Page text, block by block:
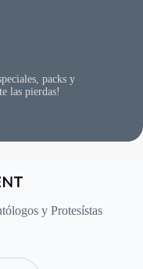
packs y
las pierdas!
y Protesístas